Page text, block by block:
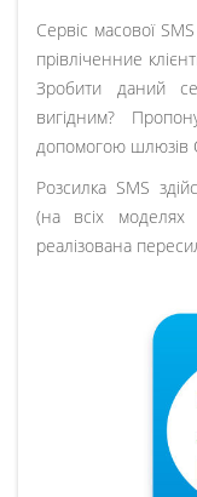
Сервіс масової
прівліченние
Зробити даний
вигідним?
допомогою шлюзів
Розсилка SMS
(на всіх моделях
реалізована